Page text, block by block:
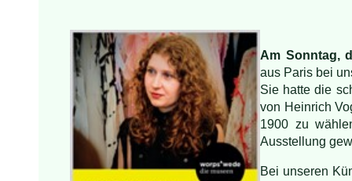
Am Sonntag,
aus Paris bei
Sie hatte die
von Heinrich
1900 zu
Ausstellung
Bei unseren